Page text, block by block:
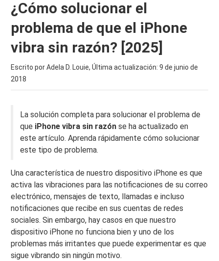
¿Cómo solucionar el
problema de que el iPhone
vibra sin razón? [2025]
Escrito por Adela D. Louie, Última actualización:9 de junio de
2018
La solución completa para solucionar el problema de
que iPhone vibra sin razón se ha actualizado en
este artículo. Aprenda rápidamente cómo solucionar
este tipo de problema.
Una característica de nuestro dispositivo iPhone es que
activa las vibraciones para las notificaciones de su correo
electrónico, mensajes de texto, llamadas e incluso
notificaciones que recibe en sus cuentas de redes
sociales. Sin embargo, hay casos en que nuestro
dispositivo iPhone no funciona bien y uno de los
problemas más irritantes que puede experimentar es que
sigue vibrando sin ningún motivo.